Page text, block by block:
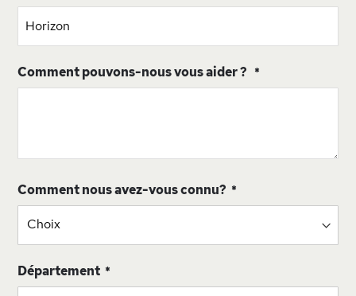
Comment pouvons-nous vous aider ?
Comment nous avez-vous connu?
Département